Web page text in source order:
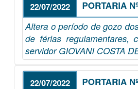
22/07/2022 PORTARIA
Altera o período de gozo
de férias regulamentares,
servidor GIOVANI COSTA
22/07/2022 PORTARIA